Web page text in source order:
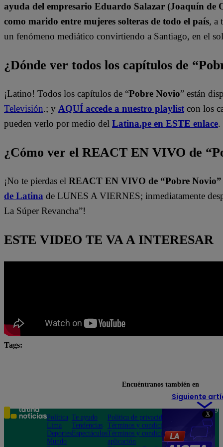
X
ayuda del empresario Eduardo Salazar (Joaquín de
como marido entre mujeres solteras de todo el país, a
un fenómeno mediático convirtiendo a Santiago, en el
¿Dónde ver todos los capítulos de
¡Latino! Todos los capítulos de “Pobre Novio” están
Televisión.; y AQUÍ accede a nuestro playlist con los
pueden verlo por medio del Latina.pe en ESTE enlace.
¿Cómo ver el REACT EN VIVO de
¡No te pierdas el REACT EN VIVO de “Pobre
de Latina de LUNES A VIERNES; inmediatamente
La Súper Revancha”!
ESTE VIDEO TE VA A INTERESAR
Tags:
Siguiente
Encuéntranos también en
Política
Lima
Deportes
Mundo
Te ayudo
Tendencias
Espectáculos
Política de privacidad
Términos y condiciones
Términos y condiciones
aplicación
Teléfono: 219
Av. San
Felipe 968
Jesús María